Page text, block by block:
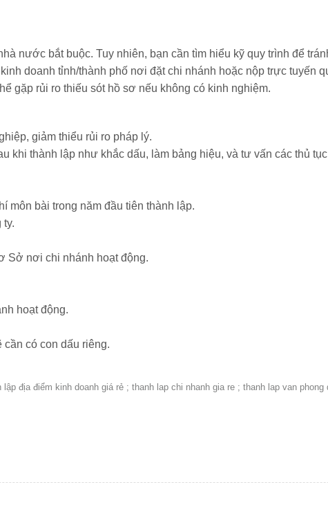
nước bắt buộc. Tuy nhiên, bạn cần tìm hiểu kỹ quy trình để
doanh tỉnh/thành phố nơi đặt chi nhánh hoặc nộp trực tuyến
gặp rủi ro thiếu sót hồ sơ nếu không có kinh nghiệm.
giảm thiểu rủi ro pháp lý.
khi thành lập như khắc dấu, làm bảng hiệu, và tư vấn các thủ
môn bài trong năm đầu tiên thành lập.
ty.
Sở nơi chi nhánh hoạt động.
hoạt động.
có con dấu riêng.
địa điểm kinh doanh giá rẻ ; thanh lap chi nhanh gia re ; thanh lap van